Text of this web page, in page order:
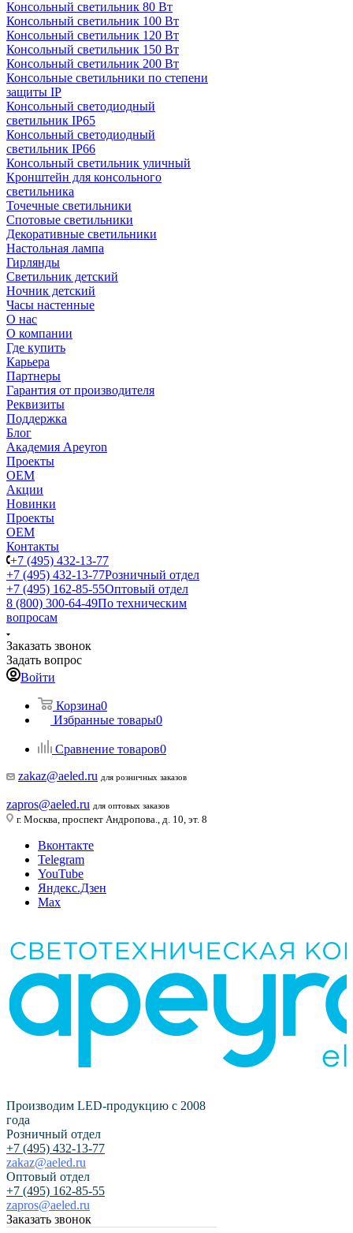
Консольный светильник 80 Вт
Консольный светильник 100 Вт
Консольный светильник 120 Вт
Консольный светильник 150 Вт
Консольный светильник 200 Вт
Консольные светильники по степени
защиты IP
Консольный светодиодный
светильник IP65
Консольный светодиодный
светильник IP66
Консольный светильник уличный
Кронштейн для консольного
светильника
Точечные светильники
Спотовые светильники
Декоративные светильники
Настольная лампа
Гирлянды
Светильник детский
Ночник детский
Часы настенные
О нас
О компании
Где купить
Карьера
Партнеры
Гарантия от производителя
Реквизиты
Поддержка
Блог
Академия Apeyron
Проекты
ОЕМ
Акции
Новинки
Проекты
ОЕМ
Контакты
+7 (495) 432-13-77
+7 (495) 432-13-77Розничный отдел
+7 (495) 162-85-55Оптовый отдел
8 (800) 300-64-49По техническим
вопросам
Заказать звонок
Задать вопрос
Войти
Корзина0
Избранные товары0
Сравнение товаров0
zakaz@aeled.ru для розничных заказов
zapros@aeled.ru для оптовых заказов
г. Москва, проспект Андропова., д. 10, эт. 8
Вконтакте
Telegram
YouTube
Яндекс.Дзен
Max
Производим LED-продукцию с 2008
года
Розничный отдел
+7 (495) 432-13-77
zakaz@aeled.ru
Оптовый отдел
+7 (495) 162-85-55
zapros@aeled.ru
Заказать звонок